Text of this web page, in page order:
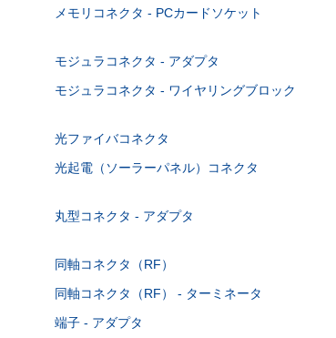
メモリコネクタ - PCカードソケット
モジュラコネクタ - アダプタ
モジュラコネクタ - ワイヤリングブロック
光ファイバコネクタ
光起電（ソーラーパネル）コネクタ
丸型コネクタ - アダプタ
同軸コネクタ（RF）
同軸コネクタ（RF） - ターミネータ
端子 - アダプタ